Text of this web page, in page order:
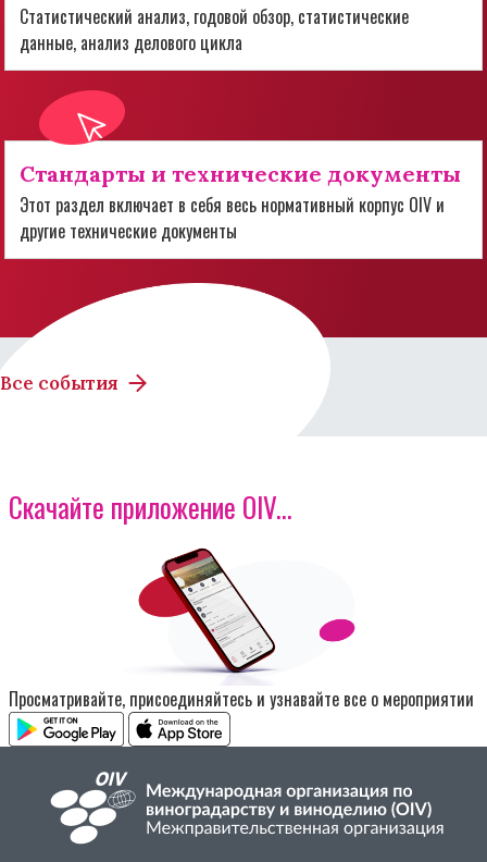
Статистический анализ, годовой обзор, статистические
данные, анализ делового цикла
Стандарты и технические документы
Этот раздел включает в себя весь нормативный корпус OIV и
другие технические документы
Все события
Скачайте приложение OIV...
Изображение
Просматривайте, присоединяйтесь и узнавайте все о мероприятии